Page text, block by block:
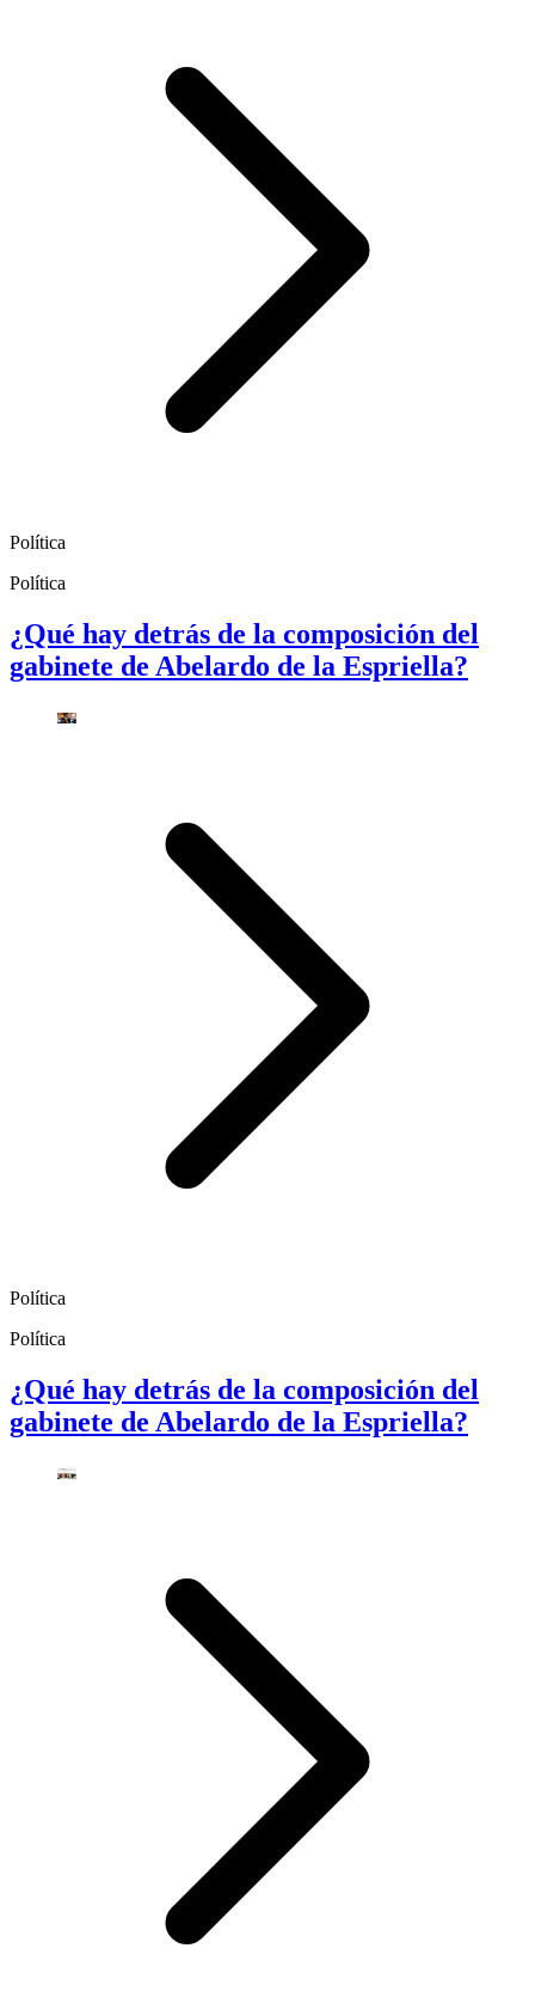
Política
Política
¿Qué hay detrás de la composición del
gabinete de Abelardo de la Espriella?
Política
Política
¿Qué hay detrás de la composición del
gabinete de Abelardo de la Espriella?